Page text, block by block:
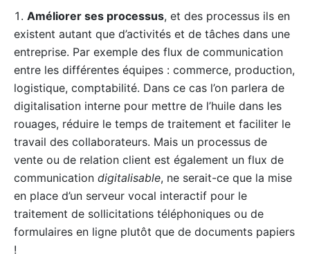
Améliorer ses processus, et des processus ils en
existent autant que d’activités et de tâches dans une
entreprise. Par exemple des flux de communication
entre les différentes équipes : commerce, production,
logistique, comptabilité. Dans ce cas l’on parlera de
digitalisation interne pour mettre de l’huile dans les
rouages, réduire le temps de traitement et faciliter le
travail des collaborateurs. Mais un processus de
vente ou de relation client est également un flux de
communication digitalisable, ne serait-ce que la mise
en place d’un serveur vocal interactif pour le
traitement de sollicitations téléphoniques ou de
formulaires en ligne plutôt que de documents papiers
!